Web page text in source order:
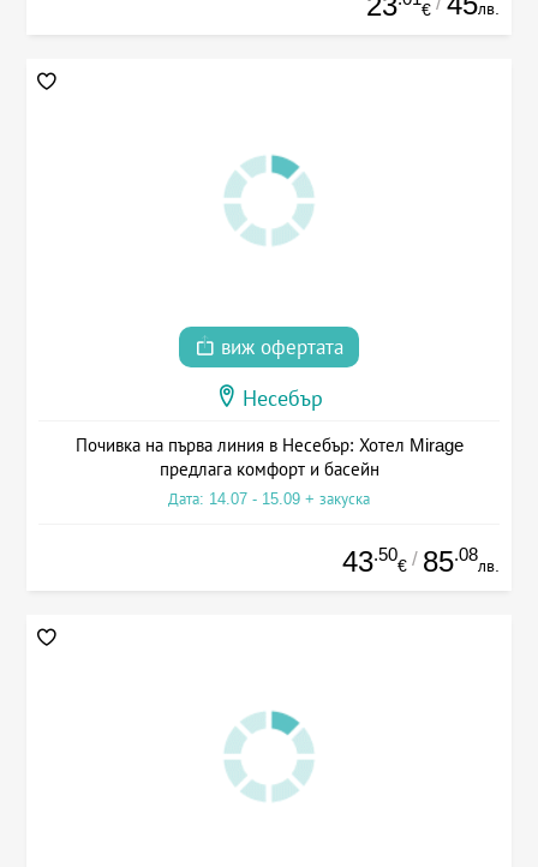
€ лв.
виж офертата
Несебър
Почивка на първа линия в Несебър: Хотел Mirage
предлага комфорт и басейн
Дата: 14.07 - 15.09 + закуска
43.50
€ / 85.08
лв.